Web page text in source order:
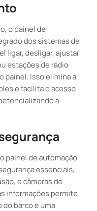
o painel de
dos sistemas de
ligar, desligar, ajustar
estações de rádio
painel. Isso elimina a
e facilita o acesso
a
painel de automação
essenciais,
e câmeras de
informações permite
do barco e uma